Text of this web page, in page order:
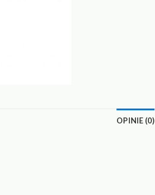
OPINIE (0)